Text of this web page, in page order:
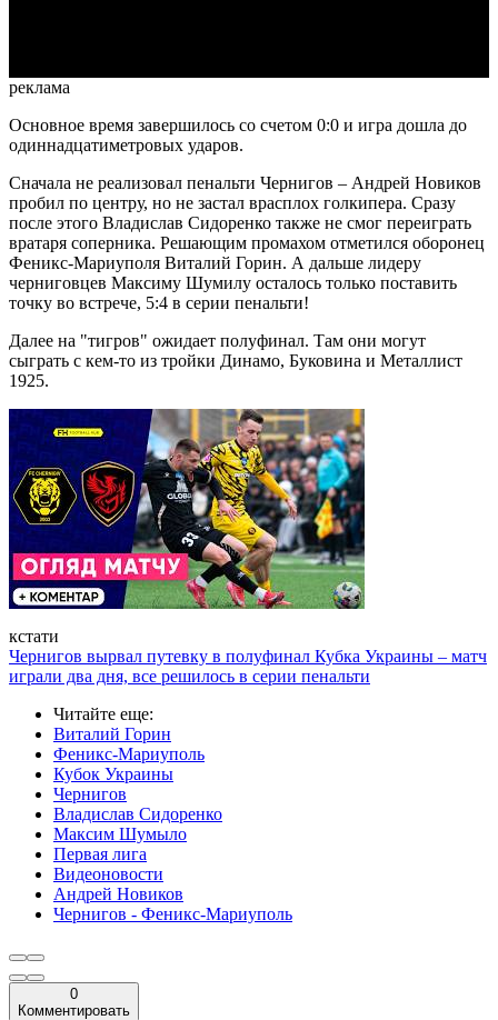
реклама
Основное время завершилось со счетом 0:0 и игра дошла до
одиннадцатиметровых ударов.
Сначала не реализовал пенальти Чернигов – Андрей Новиков
пробил по центру, но не застал врасплох голкипера. Сразу
после этого Владислав Сидоренко также не смог переиграть
вратаря соперника. Решающим промахом отметился оборонец
Феникс-Мариуполя Виталий Горин. А дальше лидеру
черниговцев Максиму Шумилу осталось только поставить
точку во встрече, 5:4 в серии пенальти!
Далее на "тигров" ожидает полуфинал. Там они могут
сыграть с кем-то из тройки Динамо, Буковина и Металлист
1925.
кстати
Чернигов вырвал путевку в полуфинал Кубка Украины – матч
играли два дня, все решилось в серии пенальти
Читайте еще:
Виталий Горин
Феникс-Мариуполь
Кубок Украины
Чернигов
Владислав Сидоренко
Максим Шумыло
Первая лига
Видеоновости
Андрей Новиков
Чернигов - Феникс-Мариуполь
0
Комментировать